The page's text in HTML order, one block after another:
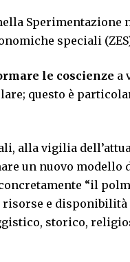
Sperimentazione
speciali
le coscienze a
questo è
alla vigilia
un nuovo modello
“il
risorse e
storico,